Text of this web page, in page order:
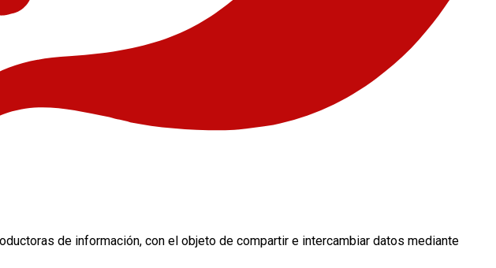
de información, con el objeto de compartir e intercambiar datos mediante